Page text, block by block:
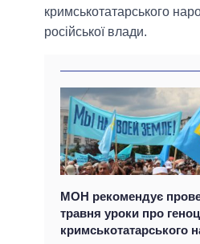
кримськотатарського
російської влади.
МОН рекомендує
травня уроки про
кримськотатарського